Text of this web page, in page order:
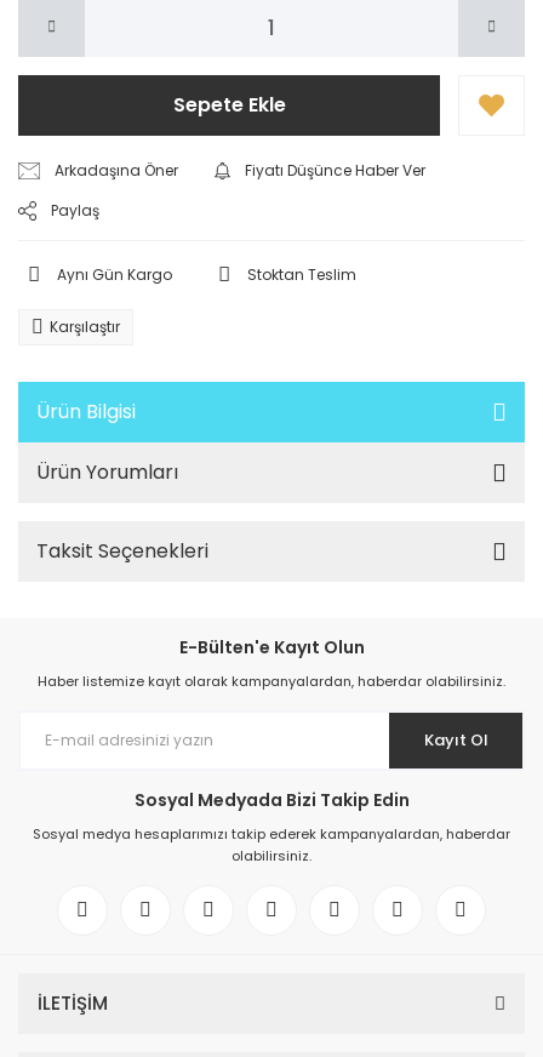
Sepete Ekle
Arkadaşına Öner
Fiyatı Düşünce Haber Ver
Paylaş
Aynı Gün Kargo Stoktan Teslim
Karşılaştır
Ürün Bilgisi
Ürün Yorumları
Taksit Seçenekleri
E-Bülten'e Kayıt Olun
Haber listemize kayıt olarak kampanyalardan, haberdar olabilirsiniz.
Kayıt Ol
Sosyal Medyada Bizi Takip Edin
Sosyal medya hesaplarımızı takip ederek kampanyalardan, haberdar
olabilirsiniz.
İLETİŞİM